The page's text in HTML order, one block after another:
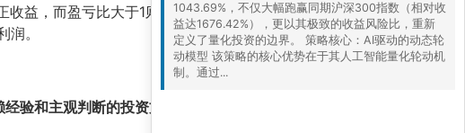
收益，而盈亏比大于1则意味着亏损交易的平均损失小于
。
经验和主观判断的投资方式，正被数据驱动、模型迭代的
1043.69%，不仅大幅跑赢同期沪深300指数（相对收
益达1676.42%），更以其极致的收益风险比，重新
定义了量化投资的边界。 策略核心：AI驱动的动态轮
动模型 该策略的核心优势在于其人工智能量化轮动机
制。通过...